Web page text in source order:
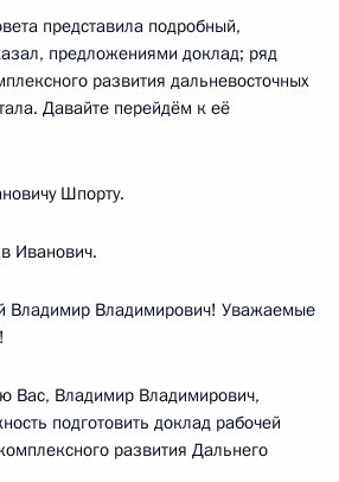
представила подробный,
предложениями доклад; ряд
развития дальневосточных
Давайте перейдём к её
Шпорту.
Иванович.
Владимир Владимирович! Уважаемые
Вас, Владимир Владимирович,
подготовить доклад рабочей
развития Дальнего